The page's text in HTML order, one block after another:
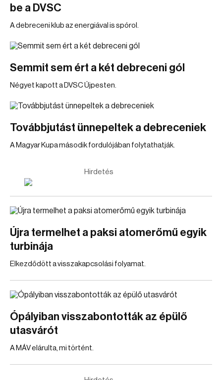
be a DVSC
A debreceni klub az energiával is spórol.
Semmit sem ért a két debreceni gól
Négyet kapott a DVSC Újpesten.
Továbbjutást ünnepeltek a debreceniek
A Magyar Kupa második fordulójában folytathatják.
Hirdetés
Újra termelhet a paksi atomerőmű egyik
turbinája
Elkezdődött a visszakapcsolási folyamat.
Ópályiban visszabontották az épülő
utasvárót
A MÁV elárulta, mi történt.